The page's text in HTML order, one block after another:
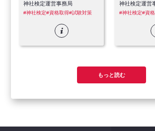
神社検定運営事務局
#神社検定#資格取得#試験対策
神社検定運営
#神社検定#資
もっと読む